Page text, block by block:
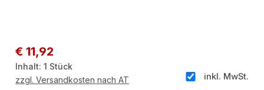
Regulärer Preis:
€ 11,92
Inhalt:1 Stück
inkl. MwSt.
zzgl. Versandkosten nach AT